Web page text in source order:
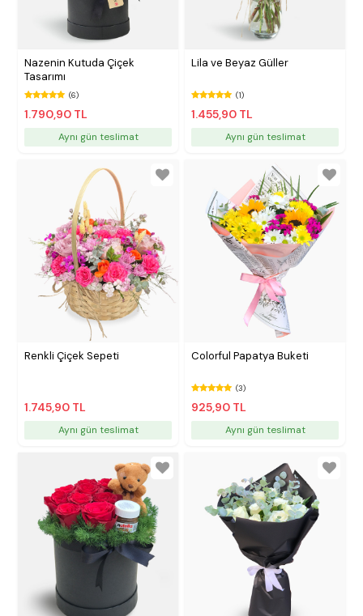
Nazenin Kutuda Çiçek
Tasarımı
(6)
1.790,90 TL
Aynı gün teslimat
Lila ve Beyaz Güller
(1)
1.455,90 TL
Aynı gün teslimat
Renkli Çiçek Sepeti
1.745,90 TL
Aynı gün teslimat
Colorful Papatya Buketi
(3)
925,90 TL
Aynı gün teslimat